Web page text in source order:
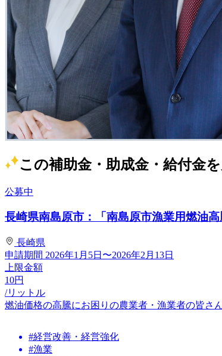
この補助金・助成金・給付金
公募中
長崎県南島原市：「南島原市漁業用燃油
長崎県
申請期間 2026年1月5日〜2026年2月13日
上限金額
10円
/リットル
燃油価格の高騰にお困りの農業者・漁業者の皆さ
#経営改善・経営強化
#漁業